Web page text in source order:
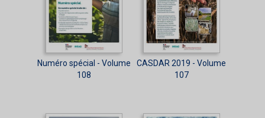
Numéro spécial - Volume
108
CASDAR 2019 - Volume
107